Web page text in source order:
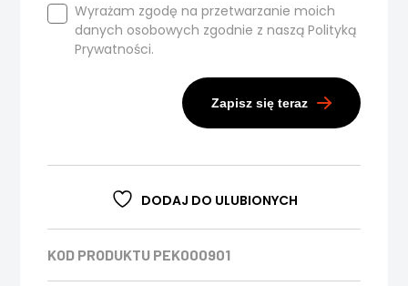
Wyrażam zgodę na przetwarzanie moich
danych osobowych zgodnie z nasząPolityką
Prywatności.
Zapisz się teraz
DODAJ DO ULUBIONYCH
KOD PRODUKTU PEK000901